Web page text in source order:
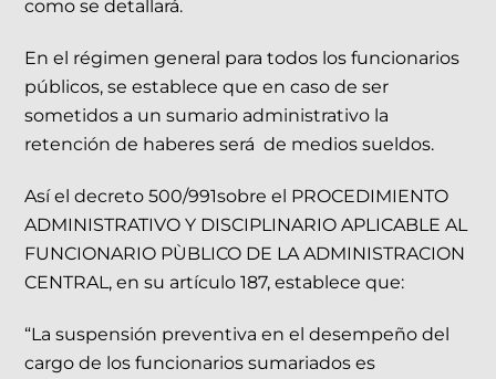
como se detallará.
En el régimen general para todos los funcionarios
públicos, se establece que en caso de ser
sometidos a un sumario administrativo la
retención de haberes será de medios sueldos.
Así el decreto 500/991sobre el PROCEDIMIENTO
ADMINISTRATIVO Y DISCIPLINARIO APLICABLE AL
FUNCIONARIO PÙBLICO DE LA ADMINISTRACION
CENTRAL, en su artículo 187, establece que:
“La suspensión preventiva en el desempeño del
cargo de los funcionarios sumariados es